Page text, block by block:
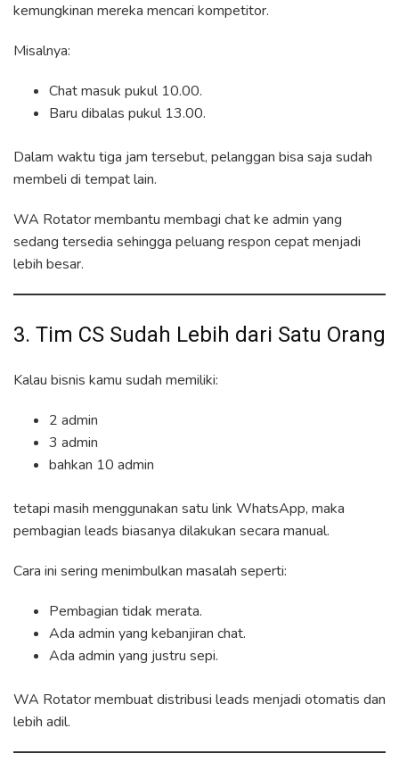
kemungkinan mereka mencari kompetitor.
Misalnya:
Chat masuk pukul 10.00.
Baru dibalas pukul 13.00.
Dalam waktu tiga jam tersebut, pelanggan bisa saja sudah
membeli di tempat lain.
WA Rotator membantu membagi chat ke admin yang
sedang tersedia sehingga peluang respon cepat menjadi
lebih besar.
3. Tim CS Sudah Lebih dari Satu Orang
Kalau bisnis kamu sudah memiliki:
2 admin
3 admin
bahkan 10 admin
tetapi masih menggunakan satu link WhatsApp, maka
pembagian leads biasanya dilakukan secara manual.
Cara ini sering menimbulkan masalah seperti:
Pembagian tidak merata.
Ada admin yang kebanjiran chat.
Ada admin yang justru sepi.
WA Rotator membuat distribusi leads menjadi otomatis dan
lebih adil.